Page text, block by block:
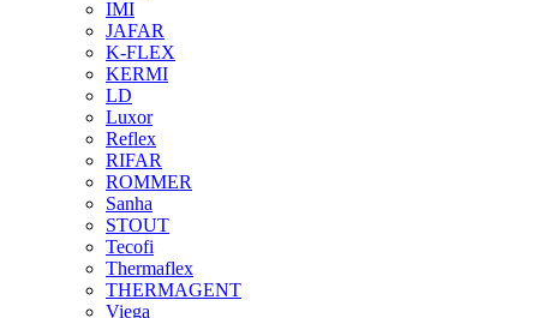
IMI
JAFAR
K-FLEX
KERMI
LD
Luxor
Reflex
RIFAR
ROMMER
Sanha
STOUT
Tecofi
Thermaflex
THERMAGENT
Viega